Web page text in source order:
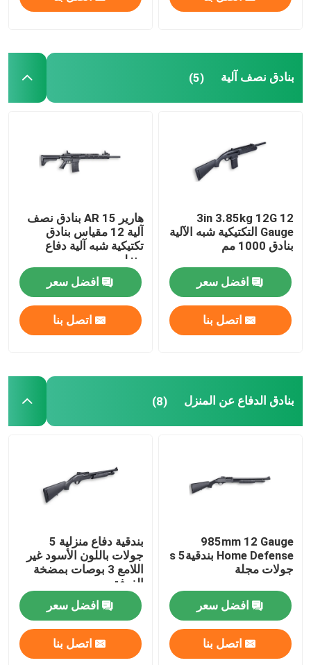
المنزل
مراقبة الجودة
اتصل بنا
بنادق نصف آلية (5)
3in 3.85kg 12G 12
Gauge التكتيكية شبه الآلية
بنادق 1000 مم
افضل سعر
اتصل بنا
هارير AR 15 بنادق نصف
آلية 12 مقياس بنادق
تكتيكية شبه آلية دفاع
منزلي
افضل سعر
اتصل بنا
بنادق الدفاع عن المنزل (8)
985mm 12 Gauge
Home Defense بندقيةs 5
جولات مجلة
افضل سعر
اتصل بنا
بندقية دفاع منزلية 5
جولات باللون الأسود غير
اللامع 3 بوصات بمضخة
الغرفة
افضل سعر
اتصل بنا